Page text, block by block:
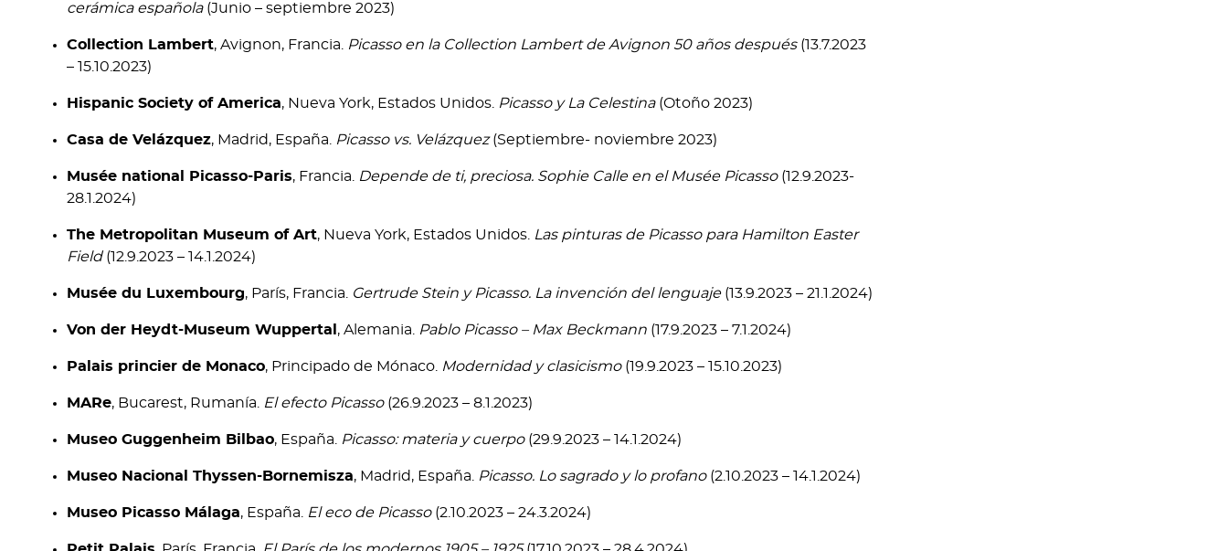
cerámica española(Junio – septiembre 2023)
Collection Lambert, Avignon, Francia. Picasso en la Collection Lambert de Avignon 50 años después(13.7.2023
– 15.10.2023)
Hispanic Society of America, Nueva York, Estados Unidos. Picasso y La Celestina(Otoño 2023)
Casa de Velázquez, Madrid, España. Picasso vs. Velázquez(Septiembre- noviembre 2023)
Musée national Picasso-Paris, Francia. Depende de ti, preciosa. Sophie Calle en el Musée Picasso(12.9.2023-
28.1.2024)
The Metropolitan Museum of Art, Nueva York, Estados Unidos. Las pinturas de Picasso para Hamilton Easter
Field(12.9.2023 – 14.1.2024)
Musée du Luxembourg, París, Francia. Gertrude Stein y Picasso. La invención del lenguaje(13.9.2023 – 21.1.2024)
Von der Heydt-Museum Wuppertal , Alemania. Pablo Picasso – Max Beckmann (17.9.2023 – 7.1.2024)
Palais princier de Monaco, Principado de Mónaco. Modernidad y clasicismo(19.9.2023 – 15.10.2023)
MARe, Bucarest, Rumanía. El efecto Picasso(26.9.2023 – 8.1.2023)
Museo Guggenheim Bilbao, España. Picasso: materia y cuerpo(29.9.2023 – 14.1.2024)
Museo Nacional Thyssen-Bornemisza, Madrid, España. Picasso. Lo sagrado y lo profano(2.10.2023 – 14.1.2024)
Museo Picasso Málaga, España. El eco de Picasso(2.10.2023 – 24.3.2024)